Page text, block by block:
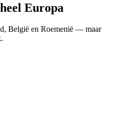
Europa
België en Roemenië — maar